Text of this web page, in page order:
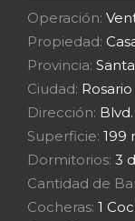
Operación:
Propiedad:
Provincia:
Ciudad: Rosario
Dirección:
Superficie: 199
Dormitorios: 3
Cantidad de
Cocheras: 1